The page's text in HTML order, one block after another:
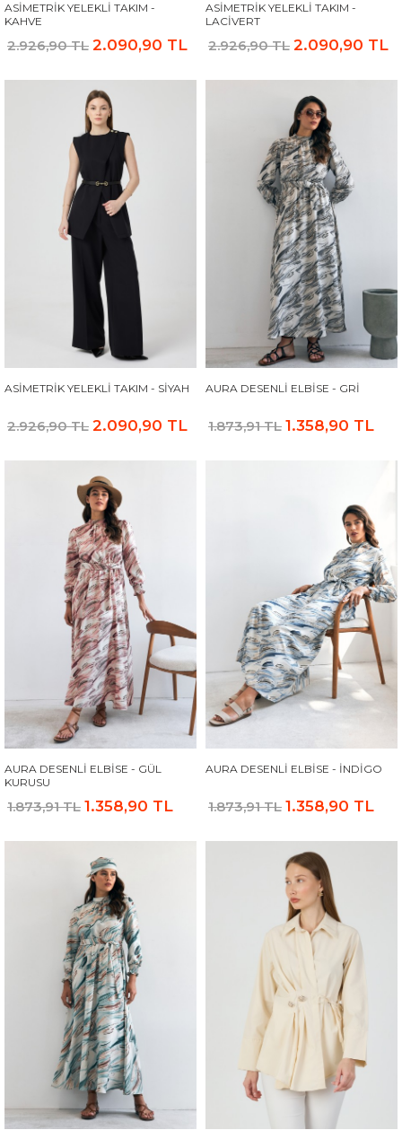
ASIMETRIK YELEKLI TAKIM -
KAHVE
2.926,90 TL 2.090,90 TL
ASIMETRIK YELEKLI TAKIM -
LACIVERT
2.926,90 TL 2.090,90 TL
ASIMETRIK YELEKLI TAKIM - SIYAH
2.926,90 TL 2.090,90 TL
AURA DESENLI ELBISE - GRI
1.873,91 TL 1.358,90 TL
AURA DESENLI ELBISE - GÜL
KURUSU
1.873,91 TL 1.358,90 TL
AURA DESENLI ELBISE - İNDIGO
1.873,91 TL 1.358,90 TL